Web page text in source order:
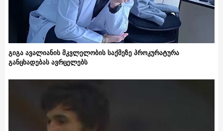
გიგა ავალიანის მკვლელობის საქმეზე პროკურატურა
განცხადებას ავრცელებს